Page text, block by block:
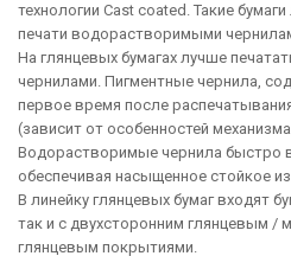
технологии Cast coated. Такие
печати водорастворимыми
На глянцевых бумагах лучше
чернилами. Пигментные чернила,
первое время после
(зависит от особенностей
Водорастворимые чернила быстро
обеспечивая насыщенное стойкое
В линейку глянцевых бумаг входят
так и с двухсторонним глянцевым /
глянцевым покрытиями.